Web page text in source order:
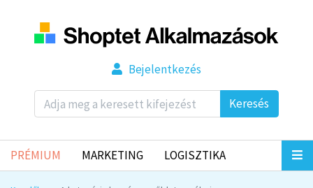
Keresés
Bejelentkezés
PRÉMIUM MARKETING LOGISZTIKA